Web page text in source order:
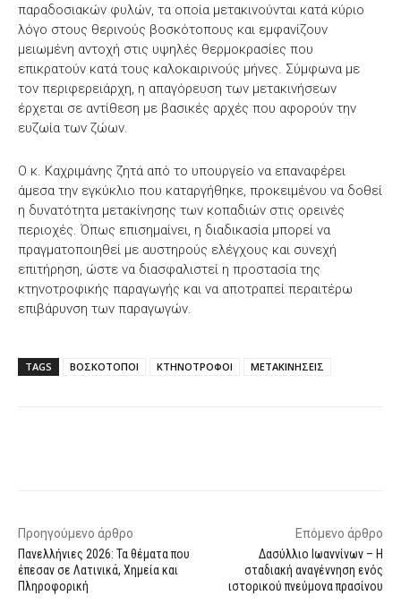
παραδοσιακών φυλών, τα οποία μετακινούνται κατά κύριο
λόγο στους θερινούς βοσκότοπους και εμφανίζουν
μειωμένη αντοχή στις υψηλές θερμοκρασίες που
επικρατούν κατά τους καλοκαιρινούς μήνες. Σύμφωνα με
τον περιφερειάρχη, η απαγόρευση των μετακινήσεων
έρχεται σε αντίθεση με βασικές αρχές που αφορούν την
ευζωία των ζώων.
Ο κ. Καχριμάνης ζητά από το υπουργείο να επαναφέρει
άμεσα την εγκύκλιο που καταργήθηκε, προκειμένου να δοθεί
η δυνατότητα μετακίνησης των κοπαδιών στις ορεινές
περιοχές. Όπως επισημαίνει, η διαδικασία μπορεί να
πραγματοποιηθεί με αυστηρούς ελέγχους και συνεχή
επιτήρηση, ώστε να διασφαλιστεί η προστασία της
κτηνοτροφικής παραγωγής και να αποτραπεί περαιτέρω
επιβάρυνση των παραγωγών.
TAGS ΒΟΣΚΟΤΟΠΟΙ ΚΤΗΝΟΤΡΟΦΟΙ ΜΕΤΑΚΙΝΗΣΕΙΣ
Προηγούμενο άρθρο
Πανελλήνιες 2026: Τα θέματα που
έπεσαν σε Λατινικά, Χημεία και
Πληροφορική
Επόμενο άρθρο
Δασύλλιο Ιωαννίνων – Η
σταδιακή αναγέννηση ενός
ιστορικού πνεύμονα πρασίνου